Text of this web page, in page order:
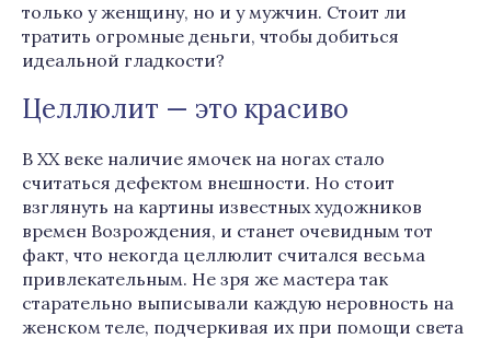
только у женщину, но и у мужчин. Стоит ли
тратить огромные деньги, чтобы добиться
идеальной гладкости?
Целлюлит — это красиво
В ХХ веке наличие ямочек на ногах стало
считаться дефектом внешности. Но стоит
взглянуть на картины известных художников
времен Возрождения, и станет очевидным тот
факт, что некогда целлюлит считался весьма
привлекательным. Не зря же мастера так
старательно выписывали каждую неровность на
женском теле, подчеркивая их при помощи света